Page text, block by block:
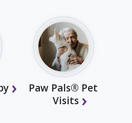
Paw Pals® Pet
Visits